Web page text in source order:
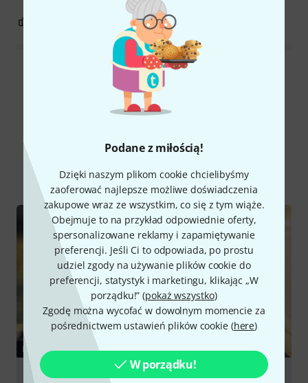
Podane z miłością!
Dzięki naszym plikom cookie chcielibyśmy
zaoferować najlepsze możliwe doświadczenia
zakupowe wraz ze wszystkim, co się z tym wiąże.
Obejmuje to na przykład odpowiednie oferty,
spersonalizowane reklamy i zapamiętywanie
preferencji. Jeśli Ci to odpowiada, po prostu
udziel zgody na używanie plików cookie do
preferencji, statystyk i marketingu, klikając „W
porządku!” (pokaż wszystko)
Zgodę można wycofać w dowolnym momencie za
pośrednictwem ustawień plików cookie (here)
W porządku!
ZGŁOŚ NADUŻYCIE
Wszystkie oceny
Czy wiesz że?
Wszystko Poradniki
PORADNIKI
Drum Mics